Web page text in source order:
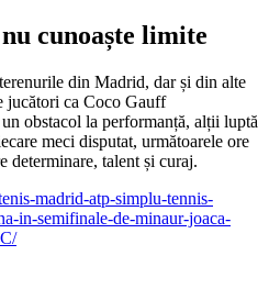
cunoaște limite
din Madrid, dar și din alte
jucători ca Coco Gauff
obstacol la performanță, alții luptă
meci disputat, următoarele ore
determinare, talent și curaj.
madrid-atp-simplu-tennis-
in-semifinale-de-minaur-joaca-